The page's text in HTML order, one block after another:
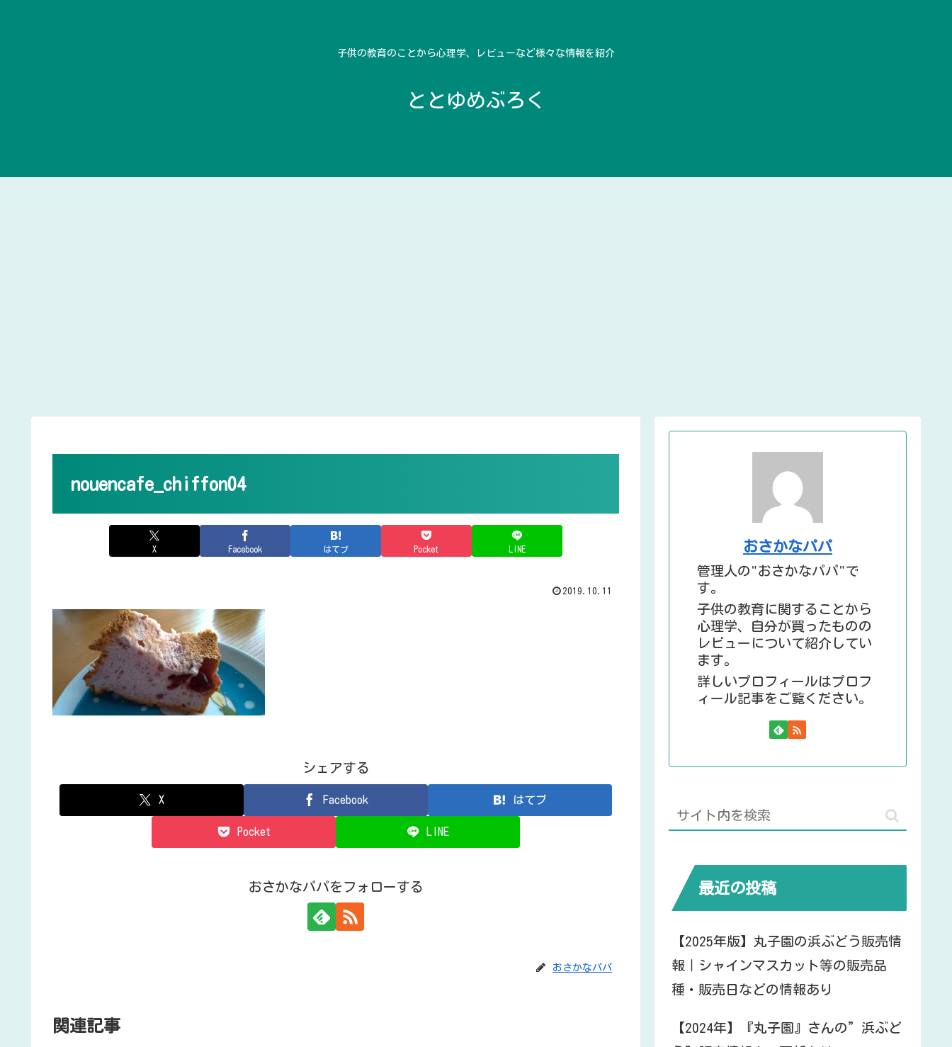
子供の教育のことから心理学、レビューなど様々な情報を紹介
ととゆめぶろく
nouencafe_chiffon04
X Facebook はてブ Pocket LINE
2019.10.11
シェアする
X Facebook はてブ
Pocket LINE
おさかなパパをフォローする
おさかなパパ
関連記事
おさかなパパ
管理人の"おさかなパパ"で
す。
子供の教育に関することから
心理学、自分が買ったものの
レビューについて紹介してい
ます。
詳しいプロフィールはプロフ
ィール記事をご覧ください。
最近の投稿
【2025年版】丸子園の浜ぶどう販売情
報｜シャインマスカット等の販売品
種・販売日などの情報あり
【2024年】『丸子園』さんの”浜ぶど